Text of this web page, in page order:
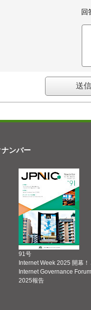
回
ンバー
91号
Internet Week 2025 開幕！
Internet Governance Forum
2025報告